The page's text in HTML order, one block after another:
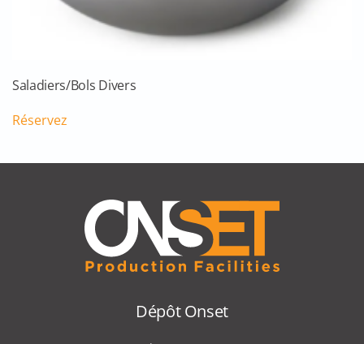
Saladiers/Bols Divers
Réservez
Dépôt Onset